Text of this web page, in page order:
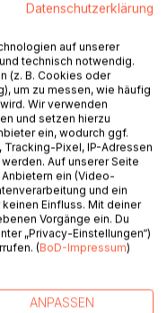
vorstellen können,
eines Morgens der
sich sein
echten Freund an
von einem Abenteuer
Kobold Tengu hat
mit auf eine ganz
ab 8 Jahren, das
London spielt. Die
Buckingham Palast,
kurz kindgerecht
im Oktober 2020
Datenschutzerklärung
auf unserer
technisch notwendig.
(z. B. Cookies oder
um zu messen, wie häufig
Wir verwenden
und setzen hierzu
ein, wodurch ggf.
Pixel, IP-Adressen
Auf unserer Seite
ein (Video-
und ein
Einfluss. Mit deiner
Vorgänge ein. Du
„Privacy-Einstellungen“)
(BoD-Impressum)
ANPASSEN